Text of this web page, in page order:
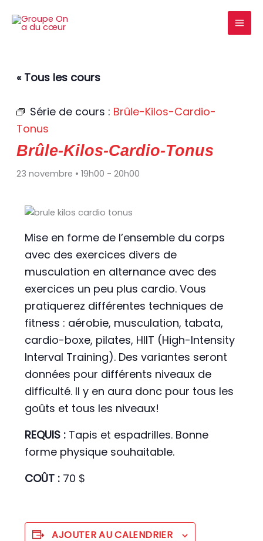
« Tous les cours
Série de cours : Brûle-Kilos-Cardio-
Tonus
Brûle-Kilos-Cardio-Tonus
23 novembre • 19h00 - 20h00
Mise en forme de l’ensemble du corps
avec des exercices divers de
musculation en alternance avec des
exercices un peu plus cardio. Vous
pratiquerez différentes techniques de
fitness : aérobie, musculation, tabata,
cardio-boxe, pilates, HIIT (High-Intensity
Interval Training). Des variantes seront
données pour différents niveaux de
difficulté. Il y en aura donc pour tous les
goûts et tous les niveaux!
REQUIS : Tapis et espadrilles. Bonne
forme physique souhaitable.
COÛT : 70 $
AJOUTER AU CALENDRIER